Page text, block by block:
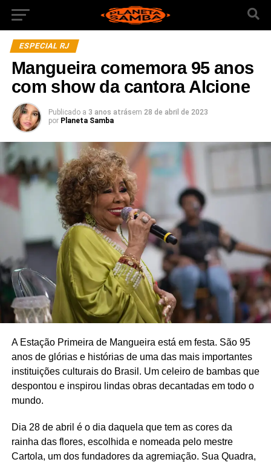
ESPECIAL RJ
Mangueira comemora 95 anos
com show da cantora Alcione
Publicado a 3 anos atrásem 28 de abril de 2023
por Planeta Samba
A Estação Primeira de Mangueira está em festa. São 95
anos de glórias e histórias de uma das mais importantes
instituições culturais do Brasil. Um celeiro de bambas que
despontou e inspirou lindas obras decantadas em todo o
mundo.
Dia 28 de abril é o dia daquela que tem as cores da
rainha das flores, escolhida e nomeada pelo mestre
Cartola, um dos fundadores da agremiação. Sua Quadra,